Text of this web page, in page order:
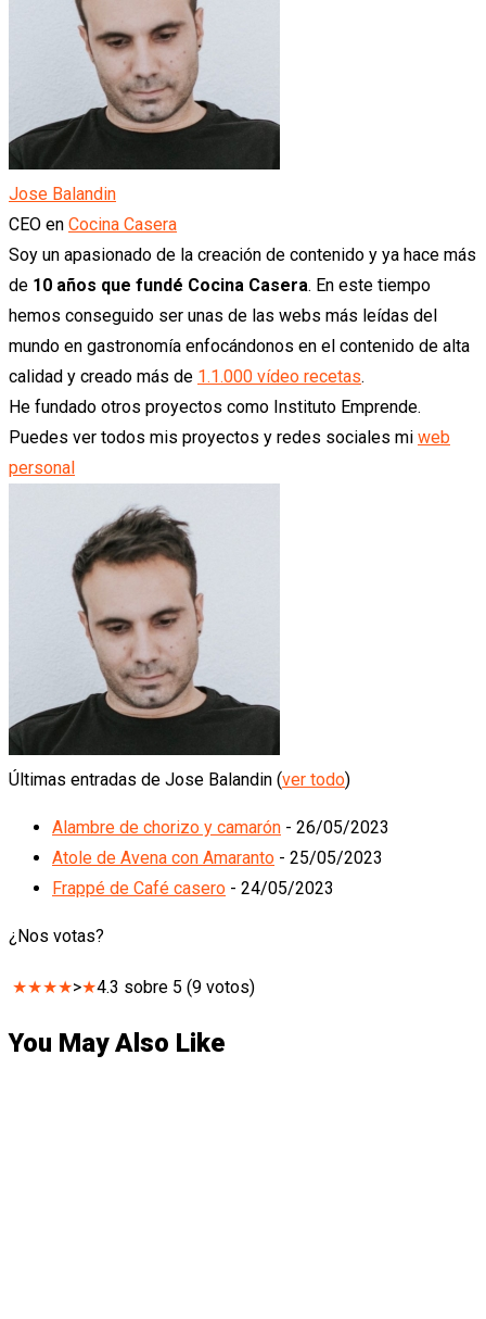
Jose Balandin
CEO en Cocina Casera
Soy un apasionado de la creación de contenido y ya hace más
de 10 años que fundé Cocina Casera. En este tiempo
hemos conseguido ser unas de las webs más leídas del
mundo en gastronomía enfocándonos en el contenido de alta
calidad y creado más de 1.1.000 vídeo recetas.
He fundado otros proyectos como Instituto Emprende.
Puedes ver todos mis proyectos y redes sociales mi web
personal
Últimas entradas de Jose Balandin (ver todo)
Alambre de chorizo y camarón - 26/05/2023
Atole de Avena con Amaranto - 25/05/2023
Frappé de Café casero - 24/05/2023
¿Nos votas?
★★★★>★4.3 sobre 5 (9 votos)
You May Also Like